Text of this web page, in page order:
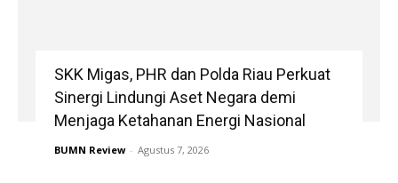
SKK Migas, PHR dan Polda Riau Perkuat
Sinergi Lindungi Aset Negara demi
Menjaga Ketahanan Energi Nasional
BUMN Review - Agustus 7, 2026